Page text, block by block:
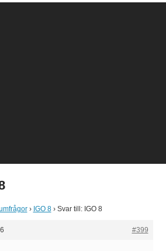
› IGO 8 › Svar till: IGO 8
#399